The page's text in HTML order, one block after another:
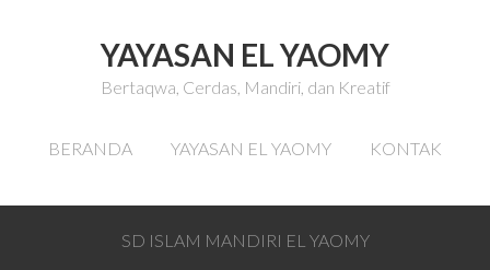
YAYASAN EL YAOMY
Bertaqwa, Cerdas, Mandiri, dan Kreatif
BERANDA YAYASAN EL YAOMY KONTAK
SD ISLAM MANDIRI EL YAOMY